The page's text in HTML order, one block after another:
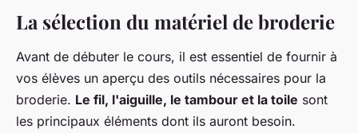
La sélection du matériel de broderie
Avant de débuter le cours, il est essentiel de fournir à
vos élèves un aperçu des outils nécessaires pour la
broderie. Le fil, l'aiguille, le tambour et la toile sont
les principaux éléments dont ils auront besoin.